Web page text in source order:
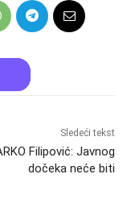
Sledeći tekst
Filipović: Javnog
dočeka neće biti